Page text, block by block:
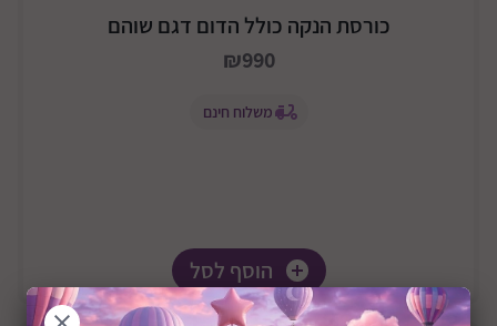
כורסת הנקה כולל הדום דגם שוהם
₪990
משלוח חינם
הוסף לסל